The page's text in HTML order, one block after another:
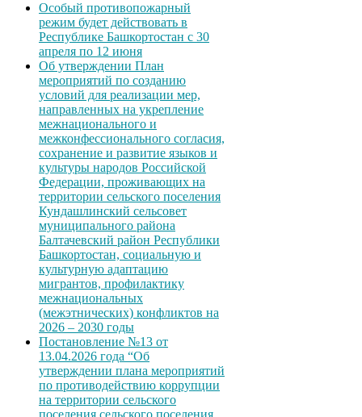
Особый противопожарный
режим будет действовать в
Республике Башкортостан с 30
апреля по 12 июня
Об утверждении План
мероприятий по созданию
условий для реализации мер,
направленных на укрепление
межнационального и
межконфессионального согласия,
сохранение и развитие языков и
культуры народов Российской
Федерации, проживающих на
территории сельского поселения
Кундашлинский сельсовет
муниципального района
Балтачевский район Республики
Башкортостан, социальную и
культурную адаптацию
мигрантов, профилактику
межнациональных
(межэтнических) конфликтов на
2026 – 2030 годы
Постановление №13 от
13.04.2026 года “Об
утверждении плана мероприятий
по противодействию коррупции
на территории сельского